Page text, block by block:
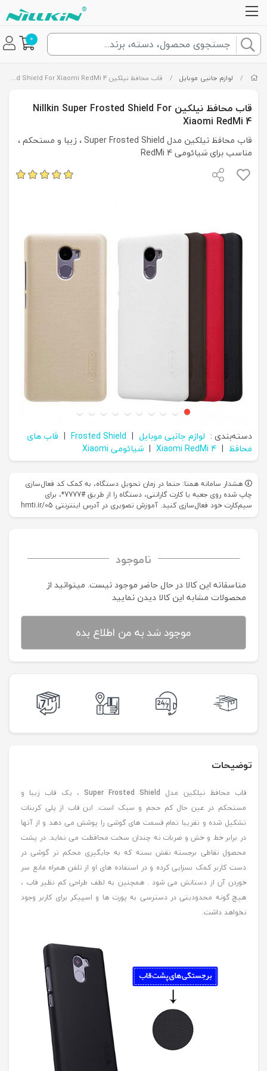
0
/ لوازم جانبی موبایل / قاب محافظ نیلکین Nillkin Super Frosted Shield For Xiaomi RedMi 4
قاب محافظ نیلکین Nillkin Super Frosted Shield For
Xiaomi RedMi 4
قاب محافظ نیلکین مدل Super Frosted Shield ، زیبا و مستحکم ،
مناسب برای شیائومی RedMi 4
دسته‌بندی : لوازم جانبی موبایل |
Frosted Shield
| قاب های
محافظ |
Xiaomi RedMi 4
| شیائومی Xiaomi
هشدار سامانه همتا: حتما در زمان تحویل دستگاه، به کمک کد فعال‌سازی
چاپ شده روی جعبه یا کارت گارانتی، دستگاه را از طریق #7777*، برای
سیم‌کارت خود فعال‌سازی کنید. آموزش تصویری در آدرس اینترنتی hmti.ir/05
ناموجود
متاسفانه این کالا در حال حاضر موجود نیست. می‍توانید از
محصولات مشابه این کالا دیدن نمایید
موجود شد به من اطلاع بده
توضیحات
قاب محافظ نیلکین مدل Super Frosted Shield ، یک قاب زیبا و
مستحکم در عین حال کم حجم و سبک است. این قاب از پلی کربنات
تشکیل شده و تقریبا تمام قسمت های گوشی را پوشش می دهد و از آنها
در برابر خط و خش و ضربات نه چندان سخت محافظت می نماید. در پشت
محصول نقاطی برجسته نقش بسته که به جایگیری محکم تر گوشی در
دست کاربر کمک بسزایی کرده و در استفاده های او از تلفن همراه مانع سر
خوردن آن از دستانش می شود . همچنین به لطف طراحی کم نظیر قاب ،
هیچ گونه محدودیتی در دسترسی به پورت ها و اسپیکر برای کاربر وجود
نخواهد داشت.